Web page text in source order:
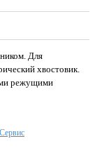
Для
хвостовик.
режущими
Сервис